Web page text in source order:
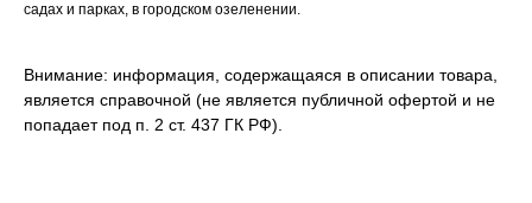
садах и парках, в городском озеленении.
Внимание: информация, содержащаяся в описании товара,
является справочной (не является публичной офертой и не
попадает под п. 2 ст. 437 ГК РФ).